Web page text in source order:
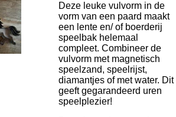
Deze leuke vulvorm in de
vorm van een paard maakt
een lente en/ of boerderij
speelbak helemaal
compleet. Combineer de
vulvorm met magnetisch
speelzand, speelrijst,
diamantjes of met water. Dit
geeft gegarandeerd uren
speelplezier!